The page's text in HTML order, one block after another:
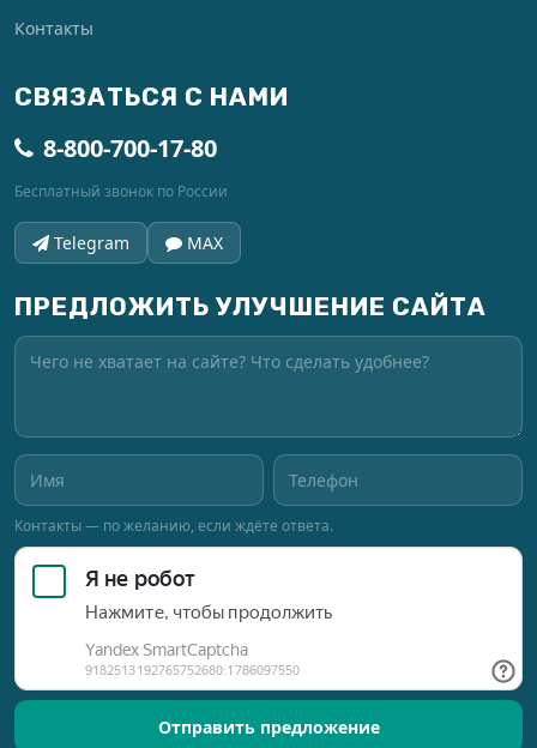
Контакты
СВЯЗАТЬСЯ С НАМИ
8-800-700-17-80
Бесплатный звонок по России
Telegram MAX
ПРЕДЛОЖИТЬ УЛУЧШЕНИЕ САЙТА
Контакты — по желанию, если ждёте ответа.
Отправить предложение